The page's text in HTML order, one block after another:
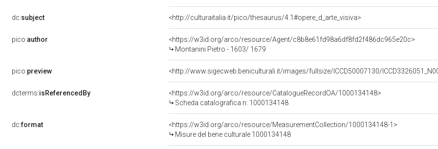
dc:subject <http://culturaitalia.it/pico/thesaurus/4.1#opere_d_arte_visiva>
pico:author
<https://w3id.org/arco/resource/Agent/c8b8e61fd98a6df8fd2f486dc965e20c>
Montanini Pietro - 1603/ 1679
pico:preview <http://www.sigecweb.beniculturali.it/images/fullsize/ICCD50007130/
dcterms:isReferencedBy
<https://w3id.org/arco/resource/CatalogueRecordOA/1000134148>
Scheda catalografica n: 1000134148
dc:format
<https://w3id.org/arco/resource/MeasurementCollection/1000134148-1>
Misure del bene culturale 1000134148